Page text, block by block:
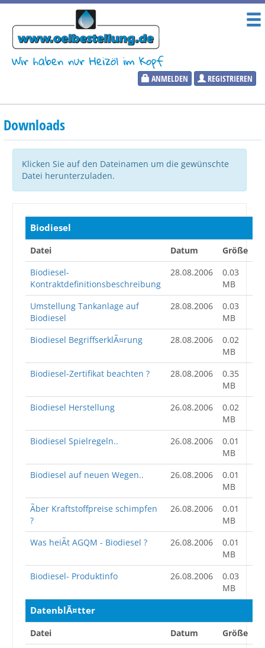
Wir haben nur Heizöl im Kopf
ANMELDEN REGISTRIEREN
Heizölpreise
Aktueller Heizölpreis
PLZ:
Marktinformationen
Wunschpreis Benachrichtigung
Großbestellungen
Produkte
Service
Händler
Downloads
Klicken Sie auf den Dateinamen um die gewünschte
Datei herunterzuladen.
Biodiesel
Datei Datum
Größe
Biodiesel-
Kontraktdefinitionsbeschreibung
28.08.2006
0.03
MB
Umstellung Tankanlage auf
Biodiesel
28.08.2006
0.03
MB
Biodiesel BegriffserklÃ¤rung
28.08.2006
0.02
MB
Biodiesel-Zertifikat beachten ?
28.08.2006
0.35
MB
Biodiesel Herstellung
26.08.2006
0.02
MB
Biodiesel Spielregeln..
26.08.2006
0.01
MB
Biodiesel auf neuen Wegen..
26.08.2006
0.01
MB
Ãber Kraftstoffpreise schimpfen
?
26.08.2006
0.01
MB
Was heiÃt AGQM - Biodiesel ?
26.08.2006
0.01
MB
Biodiesel- Produktinfo
26.08.2006
0.03
MB
DatenblÃ¤tter
Datei Datum
Größe